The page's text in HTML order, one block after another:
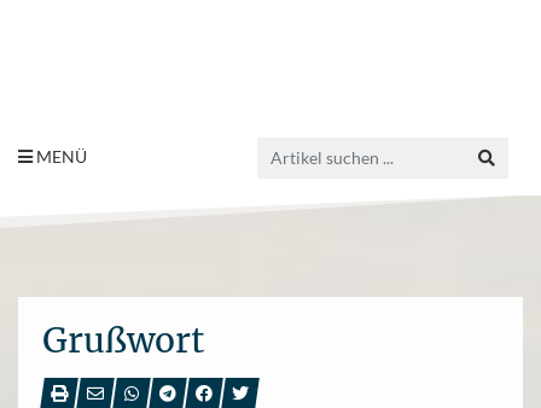
MENÜ
Grußwort